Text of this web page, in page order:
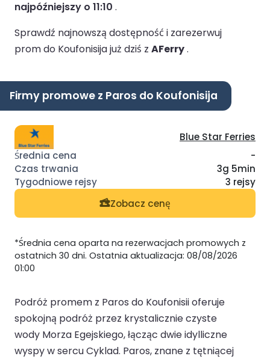
najpóźniejszy o 11:10 .
Sprawdź najnowszą dostępność i zarezerwuj
prom do Koufonisija już dziś z AFerry.
Firmy promowe z Paros do Koufonisija
Blue Star Ferries
-
3g 5min
3 rejsy
Zobacz cenę
*Średnia cena oparta na rezerwacjach promowych z
ostatnich 30 dni. Ostatnia aktualizacja: 08/08/2026
01:00
Podróż promem z Paros do Koufonisii oferuje
spokojną podróż przez krystalicznie czyste
wody Morza Egejskiego, łącząc dwie idylliczne
wyspy w sercu Cyklad. Paros, znane z tętniącej